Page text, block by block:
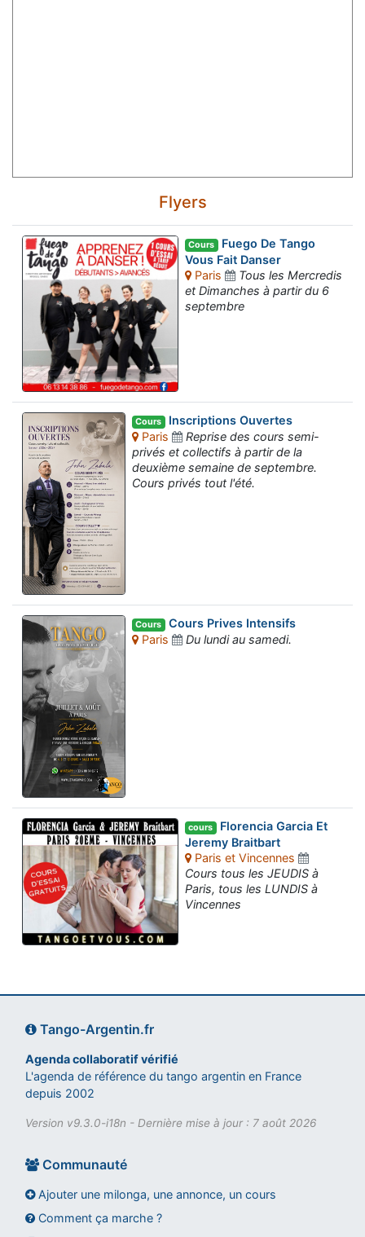
Flyers
Cours Fuego De Tango
Vous Fait Danser
Paris
Tous les Mercredis
et Dimanches à partir du 6
septembre
Cours Inscriptions Ouvertes
Paris
Reprise des cours semi-
privés et collectifs à partir de la
deuxième semaine de septembre.
Cours privés tout l'été.
Cours Cours Prives Intensifs
Paris
Du lundi au samedi.
cours Florencia Garcia Et
Jeremy Braitbart
Paris et Vincennes
Cours tous les JEUDIS à
Paris, tous les LUNDIS à
Vincennes
Tango-Argentin.fr
Agenda collaboratif vérifié
L'agenda de référence du tango argentin en France
depuis 2002
Version v9.3.0-i18n - Dernière mise à jour : 7 août 2026
Communauté
Ajouter une milonga, une annonce, un cours
Comment ça marche ?